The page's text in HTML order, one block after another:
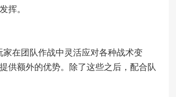
挥。
家在团队作战中灵活应对各种战术变
供额外的优势。除了这些之后，配合队